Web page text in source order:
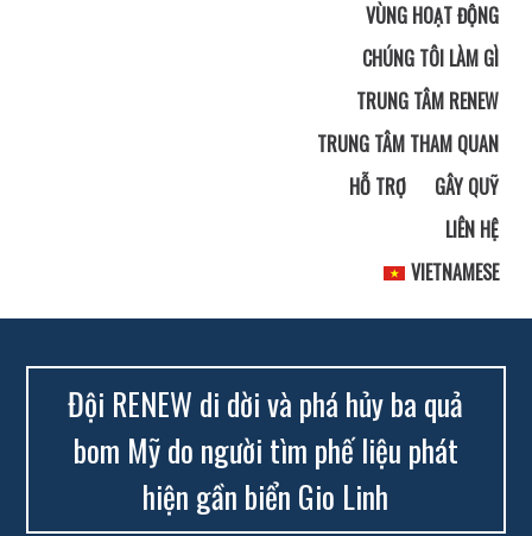
VÙNG HOẠT ĐỘNG
CHÚNG TÔI LÀM GÌ
TRUNG TÂM RENEW
TRUNG TÂM THAM QUAN
HỖ TRỢ
GÂY QUỸ
LIÊN HỆ
VIETNAMESE
Đội RENEW di dời và phá hủy ba quả
bom Mỹ do người tìm phế liệu phát
hiện gần biển Gio Linh